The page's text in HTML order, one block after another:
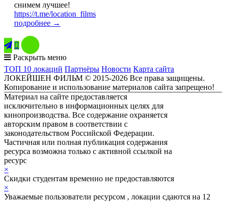
снимем лучшее!
https://t.me/location_films
подробнее →

Раскрыть меню
ТОП 10 локаций Партнёры Новости Карта сайта
ЛОКЕЙШЕН ФИЛЬМ © 2015-2026 Все права защищены.
Копирование и использование материалов сайта запрещено!
Материал на сайте предоставляется
исключительно в информационных целях для
кинопроизводства. Все содержание охраняется
авторским правом в соответствии с
законодательством Российской Федерации.
Частичная или полная публикация содержания
ресурса возможна только с активной ссылкой на
ресурс
×
Скидки студентам временно не предоставляются
×
Уважаемые пользователи ресурсом , локации сдаются на 12